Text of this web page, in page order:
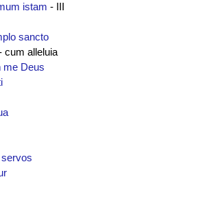
istam - III
sancto
cum alleluia
me Deus